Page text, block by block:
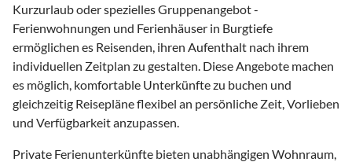
Kurzurlaub oder spezielles Gruppenangebot -
Ferienwohnungen und Ferienhäuser in Burgtiefe
ermöglichen es Reisenden, ihren Aufenthalt nach ihrem
individuellen Zeitplan zu gestalten. Diese Angebote machen
es möglich, komfortable Unterkünfte zu buchen und
gleichzeitig Reisepläne flexibel an persönliche Zeit, Vorlieben
und Verfügbarkeit anzupassen.
Private Ferienunterkünfte bieten unabhängigen Wohnraum,